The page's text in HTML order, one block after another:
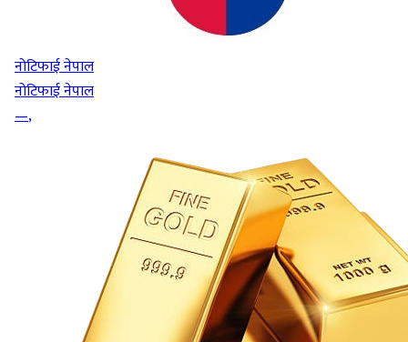
नोटिफाई नेपाल
नोटिफाई नेपाल
—,